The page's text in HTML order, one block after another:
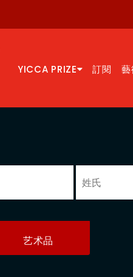
YICCA PRIZE 訂閱 藝
艺术品